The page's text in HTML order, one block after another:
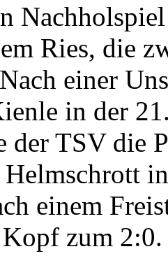
Ries, die
einer
in der
der TSV die
einem
zum 2:0.